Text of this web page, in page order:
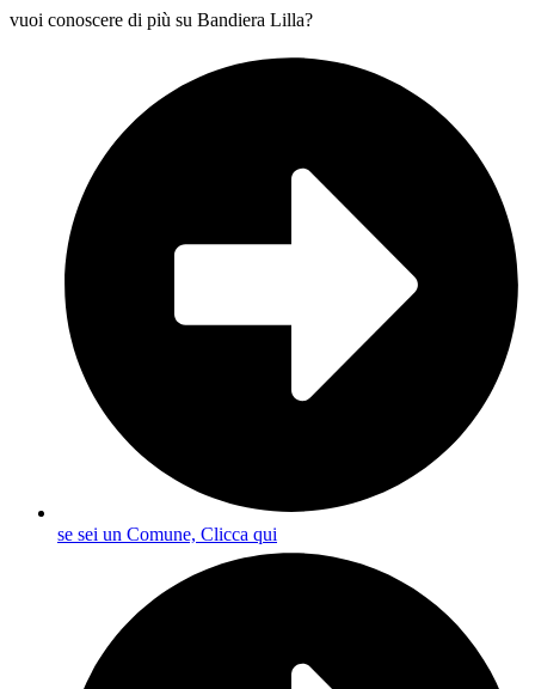
vuoi conoscere di più su Bandiera Lilla?
se sei un Comune, Clicca qui